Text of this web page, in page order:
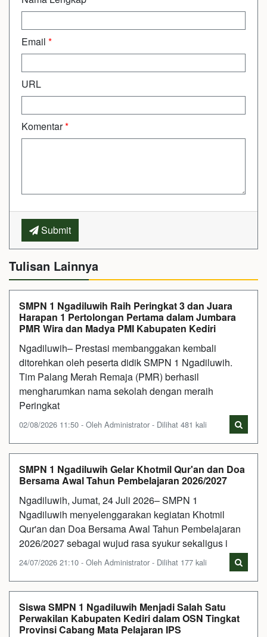
Email *
URL
Komentar*
Submit
Tulisan Lainnya
SMPN 1 Ngadiluwih Raih Peringkat 3 dan Juara
Harapan 1 Pertolongan Pertama dalam Jumbara
PMR Wira dan Madya PMI Kabupaten Kediri
Ngadiluwih– Prestasi membanggakan kembali
ditorehkan oleh peserta didik SMPN 1 Ngadiluwih.
Tim Palang Merah Remaja (PMR) berhasil
mengharumkan nama sekolah dengan meraih
Peringkat
02/08/2026 11:50 - Oleh Administrator - Dilihat 481 kali
SMPN 1 Ngadiluwih Gelar Khotmil Qur'an dan Doa
Bersama Awal Tahun Pembelajaran 2026/2027
Ngadiluwih, Jumat, 24 Juli 2026– SMPN 1
Ngadiluwih menyelenggarakan kegiatan Khotmil
Qur'an dan Doa Bersama Awal Tahun Pembelajaran
2026/2027 sebagai wujud rasa syukur sekaligus i
24/07/2026 21:10 - Oleh Administrator - Dilihat 177 kali
Siswa SMPN 1 Ngadiluwih Menjadi Salah Satu
Perwakilan Kabupaten Kediri dalam OSN Tingkat
Provinsi Cabang Mata Pelajaran IPS